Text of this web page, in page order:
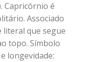
Capricórnio é
Associado
literal que segue
topo. Símbolo
longevidade: